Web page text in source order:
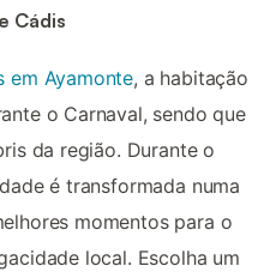
Cádis
em Ayamonte, a habitação
o Carnaval, sendo que
da região. Durante o
é transformada numa
momentos para o
local. Escolha um